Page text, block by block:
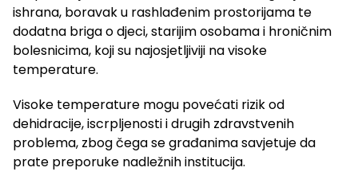
ishrana, boravak u rashlađenim prostorijama te
dodatna briga o djeci, starijim osobama i hroničnim
bolesnicima, koji su najosjetljiviji na visoke
temperature.
Visoke temperature mogu povećati rizik od
dehidracije, iscrpljenosti i drugih zdravstvenih
problema, zbog čega se građanima savjetuje da
prate preporuke nadležnih institucija.